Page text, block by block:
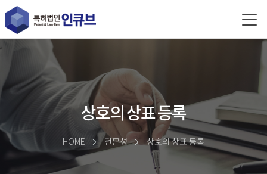
상호의 상표 등록
HOME 전문성 상호의 상표 등록